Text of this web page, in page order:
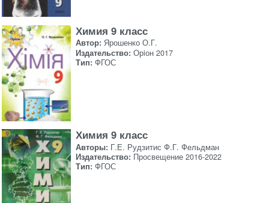
Химия 9 класс
Автор: Ярошенко О.Г.
Издательство: Орiон 2017
Тип: ФГОС
Химия 9 класс
Авторы: Г.Е. Рудзитис Ф.Г. Фельдман
Издательство: Просвещение 2016-2022
Тип: ФГОС